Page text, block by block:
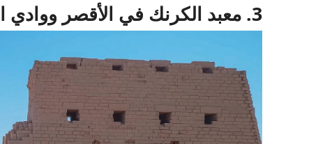
3. معبد الكرنك في الأقصر ووادي الملوك